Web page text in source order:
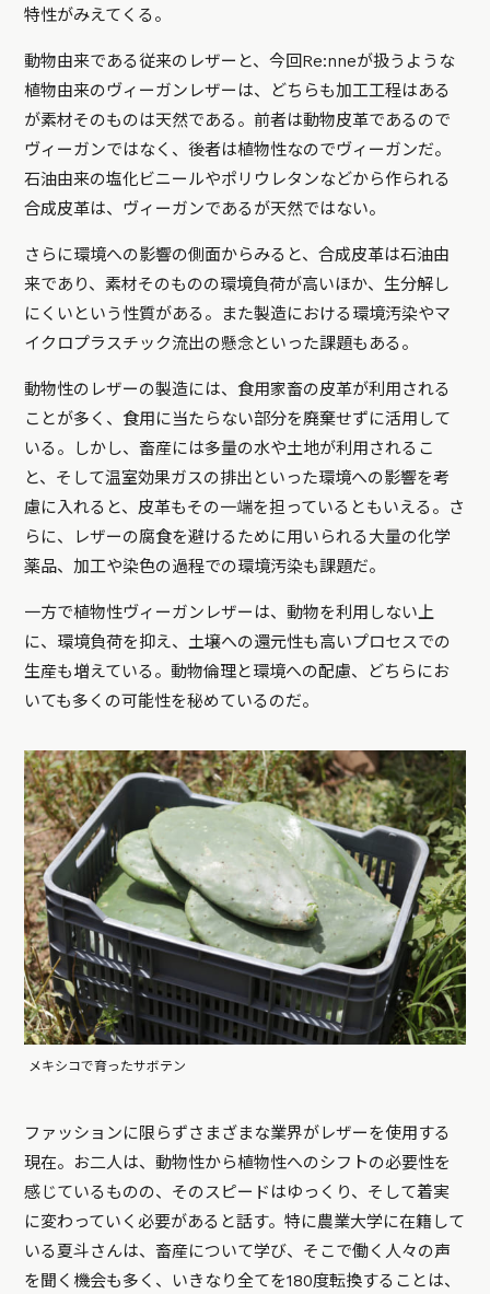
特性がみえてくる。
動物由来である従来のレザーと、今回Re:nneが扱うような
植物由来のヴィーガンレザーは、どちらも加工工程はある
が素材そのものは天然である。前者は動物皮革であるので
ヴィーガンではなく、後者は植物性なのでヴィーガンだ。
石油由来の塩化ビニールやポリウレタンなどから作られる
合成皮革は、ヴィーガンであるが天然ではない。
さらに環境への影響の側面からみると、合成皮革は石油由
来であり、素材そのものの環境負荷が高いほか、生分解し
にくいという性質がある。また製造における環境汚染やマ
イクロプラスチック流出の懸念といった課題もある。
動物性のレザーの製造には、食用家畜の皮革が利用される
ことが多く、食用に当たらない部分を廃棄せずに活用して
いる。しかし、畜産には多量の水や土地が利用されるこ
と、そして温室効果ガスの排出といった環境への影響を考
慮に入れると、皮革もその一端を担っているともいえる。さ
らに、レザーの腐食を避けるために用いられる大量の化学
薬品、加工や染色の過程での環境汚染も課題だ。
一方で植物性ヴィーガンレザーは、動物を利用しない上
に、環境負荷を抑え、土壌への還元性も高いプロセスでの
生産も増えている。動物倫理と環境への配慮、どちらにお
いても多くの可能性を秘めているのだ。
メキシコで育ったサボテン
ファッションに限らずさまざまな業界がレザーを使用する
現在。お二人は、動物性から植物性へのシフトの必要性を
感じているものの、そのスピードはゆっくり、そして着実
に変わっていく必要があると話す。特に農業大学に在籍して
いる夏斗さんは、畜産について学び、そこで働く人々の声
を聞く機会も多く、いきなり全てを180度転換することは、